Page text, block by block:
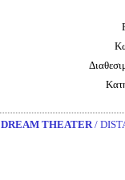
DREAM THEATER/